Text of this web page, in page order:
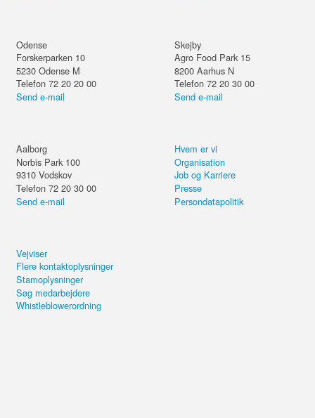
Odense
Forskerparken 10
5230 Odense M
Telefon 72 20 20 00
Send e-mail
Skejby
Agro Food Park 15
8200 Aarhus N
Telefon 72 20 30 00
Send e-mail
Aalborg
Norbis Park 100
9310 Vodskov
Telefon 72 20 30 00
Send e-mail
Hvem er vi
Organisation
Job og Karriere
Presse
Persondatapolitik
Vejviser
Flere kontaktoplysninger
Stamoplysninger
Søg medarbejdere
Whistleblowerordning